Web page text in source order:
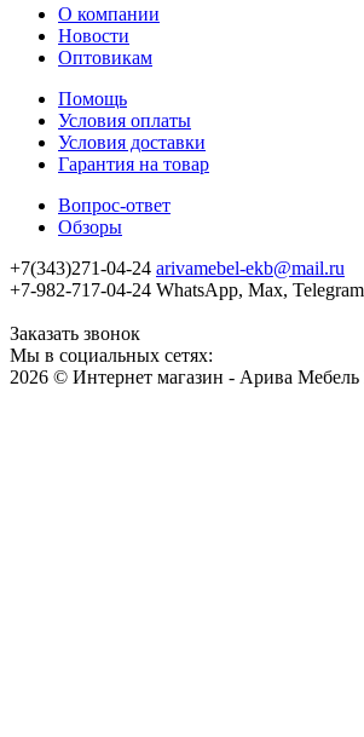
О компании
Новости
Оптовикам
Помощь
Условия оплаты
Условия доставки
Гарантия на товар
Вопрос-ответ
Обзоры
+7(343)271-04-24 arivamebel-ekb@mail.ru
+7-982-717-04-24 WhatsApp, Max, Telegram
Заказать звонок
Мы в социальных сетях:
2026 © Интернет магазин - Арива Мебель